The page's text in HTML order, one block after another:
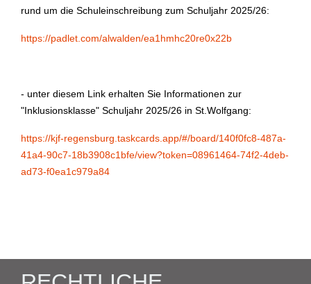
rund um die Schuleinschreibung zum Schuljahr 2025/26:
https://padlet.com/alwalden/ea1hmhc20re0x22b
- unter diesem Link erhalten Sie Informationen zur
"Inklusionsklasse" Schuljahr 2025/26 in St.Wolfgang:
https://kjf-regensburg.taskcards.app/#/board/140f0fc8-487a-
41a4-90c7-18b3908c1bfe/view?token=08961464-74f2-4deb-
ad73-f0ea1c979a84